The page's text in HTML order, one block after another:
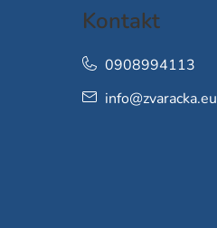
Kontakt
info@zvaracka.eu
0908994113